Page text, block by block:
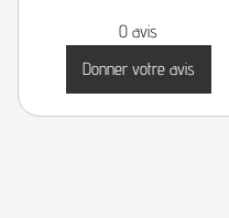
0 avis
Donner votre avis